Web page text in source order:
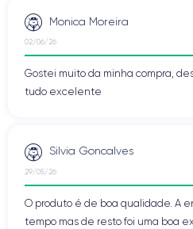
Monica Moreira
02/06/26
Gostei muito da minha compra,
tudo excelente
Silvia Goncalves
29/05/26
O produto é de boa qualidade. A
tempo mas de resto foi uma boa